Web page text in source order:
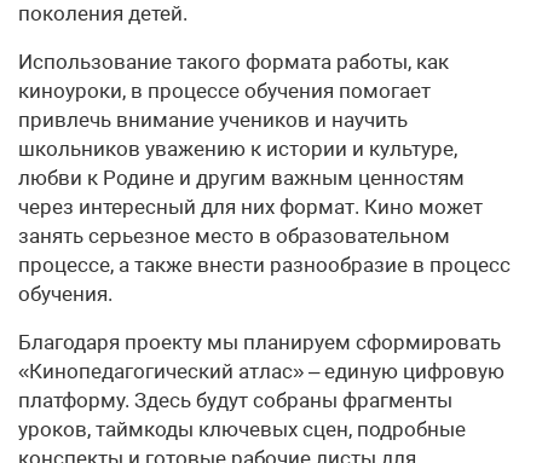
поколения детей.
Использование такого формата работы, как
киноуроки, в процессе обучения помогает
привлечь внимание учеников и научить
школьников уважению к истории и культуре,
любви к Родине и другим важным ценностям
через интересный для них формат. Кино может
занять серьезное место в образовательном
процессе, а также внести разнообразие в процесс
обучения.
Благодаря проекту мы планируем сформировать
«Кинопедагогический атлас» – единую цифровую
платформу. Здесь будут собраны фрагменты
уроков, таймкоды ключевых сцен, подробные